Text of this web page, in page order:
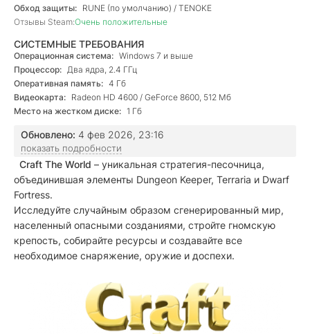
Обход защиты: RUNE (по умолчанию) / TENOKE
Отзывы Steam:Очень положительные
СИСТЕМНЫЕ ТРЕБОВАНИЯ
Операционная система: Windows 7 и выше
Процессор: Два ядра, 2.4 ГГц
Оперативная память: 4 Гб
Видеокарта: Radeon HD 4600 / GeForce 8600, 512 Мб
Место на жестком диске: 1 Гб
Обновлено: 4 фев 2026, 23:16
показать подробности
Craft The World – уникальная стратегия-песочница,
объединившая элементы Dungeon Keeper, Terraria и Dwarf
Fortress.
Исследуйте случайным образом сгенерированный мир,
населенный опасными созданиями, стройте гномскую
крепость, собирайте ресурсы и создавайте все
необходимое снаряжение, оружие и доспехи.